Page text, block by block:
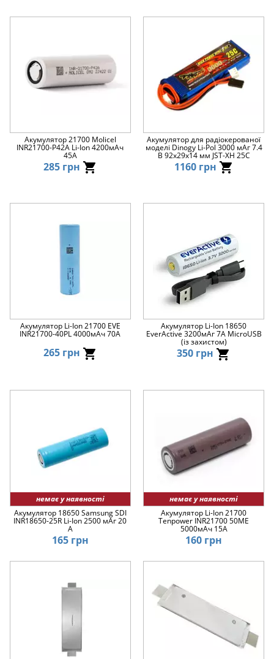
Акумулятор 21700 Molicel
INR21700-P42A Li-Ion 4200мАч
45A
285 грн
Акумулятор для радіокерованої
моделі Dinogy Li-Pol 3000 мАг 7.4
В 92x29x14 мм JST-XH 25C
1160 грн
Акумулятор Li-Ion 21700 EVE
INR21700-40PL 4000мАч 70А
265 грн
Акумулятор Li-Ion 18650
EverActive 3200мАг 7А MicroUSB
(із захистом)
350 грн
немає у наявності
Акумулятор 18650 Samsung SDI
INR18650-25R Li-Ion 2500 мАг 20
A
165 грн
немає у наявності
Акумулятор Li-Ion 21700
Tenpower INR21700 50ME
5000мАч 15А
160 грн